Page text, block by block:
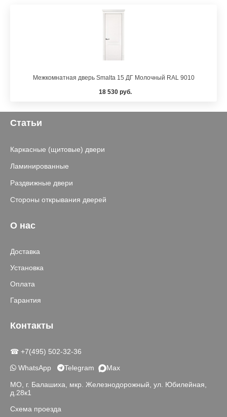
Межкомнатная дверь Smalta 15 ДГ Молочный RAL 9010
18 530 руб.
Статьи
Каркасные (щитовые) двери
Ламинированные
Раздвижные двери
Стороны открывания дверей
О нас
Доставка
Установка
Оплата
Гарантия
Контакты
☎ +7(495) 502-32-36
WhatsApp
Telegram Max
МО, г. Балашиха, мкр. Железнодорожный, ул. Юбилейная,
д.28к1
Схема проезда